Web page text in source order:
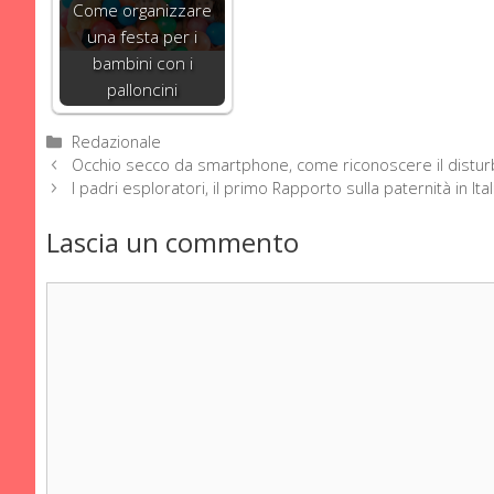
Come organizzare
una festa per i
bambini con i
palloncini
Categorie
Redazionale
Occhio secco da smartphone, come riconoscere il
I padri esploratori, il primo Rapporto sulla paternità in
Lascia un commento